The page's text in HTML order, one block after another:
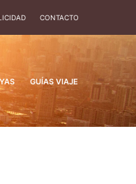
CONTACTO
GUÍAS VIAJE